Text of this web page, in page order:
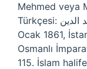
Mehmed veya
Türkçesi: وحيد الدين, Vahîdüddîn, Mehmed-i Sadis; 4
Ocak 1861,
Osmanlı
115. İslam